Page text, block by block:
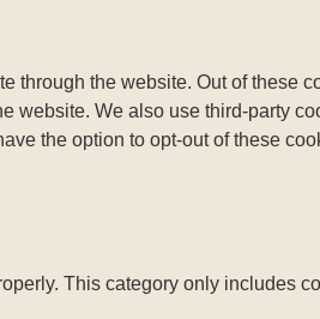
the website. Out of these
website. We also use third-party
the option to opt-out of these
This category only includes